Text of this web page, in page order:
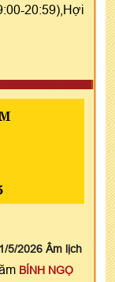
20:59),Hợi
1/5/2026 Âm lịch
BÍNH NGỌ